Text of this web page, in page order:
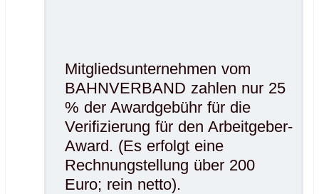
Mitgliedsunternehmen vom
BAHNVERBAND zahlen nur 25
% der Awardgebühr für die
Verifizierung für den Arbeitgeber-
Award. (Es erfolgt eine
Rechnungstellung über 200
Euro; rein netto).